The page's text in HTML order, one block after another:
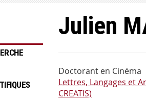
Julien
Doctorant en Cinéma
Lettres, Langages et
CREATIS)